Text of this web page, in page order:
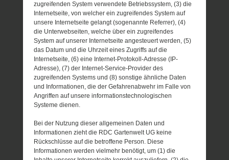
zugreifenden System verwendete Betriebssystem, (3) die
Internetseite, von welcher ein zugreifendes System auf
unsere Internetseite gelangt (sogenannte Referrer), (4)
die Unterwebseiten, welche über ein zugreifendes
System auf unserer Internetseite angesteuert werden, (5)
das Datum und die Uhrzeit eines Zugriffs auf die
Internetseite, (6) eine Internet-Protokoll-Adresse (IP-
Adresse), (7) der Internet-Service-Provider des
zugreifenden Systems und (8) sonstige ähnliche Daten
und Informationen, die der Gefahrenabwehr im Falle von
Angriffen auf unsere informationstechnologischen
Systeme dienen.
Bei der Nutzung dieser allgemeinen Daten und
Informationen zieht die RDC Gartenwelt UG keine
Rückschlüsse auf die betroffene Person. Diese
Informationen werden vielmehr benötigt, um (1) die